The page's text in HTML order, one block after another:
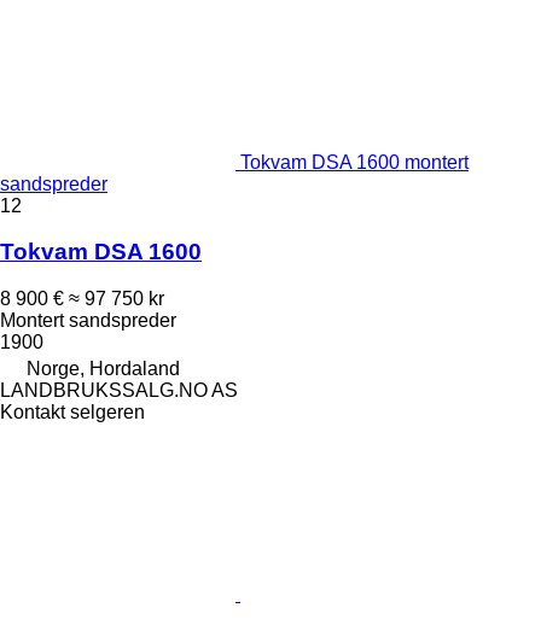
Tokvam DSA 1600 montert
sandspreder
12
Tokvam DSA 1600
8 900 € ≈ 97 750 kr
Montert sandspreder
1900
Norge, Hordaland
LANDBRUKSSALG.NO AS
Kontakt selgeren